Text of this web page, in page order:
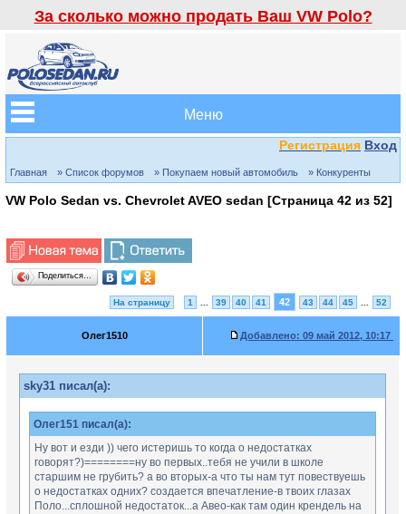
За сколько можно продать Ваш VW Polo?
Меню
Регистрация Вход
Главная » Список форумов » Покупаем новый автомобиль » Конкуренты
VW Polo Sedan vs. Chevrolet AVEO sedan [Страница 42 из 52]
Поделиться…
На страницу 1 39 40 41 42 43 44 45 52
Олег1510 Добавлено: 09 май 2012, 10:17
sky31 писал(а):
Олег151 писал(а):
Ну вот и езди )) чего истеришь то когда о недостатках
говорят?)========ну во первых..тебя не учили в школе
старшим не грубить? а во вторых-а что ты нам тут повествуешь
о недостатках одних? создается впечатление-в твоих глазах
Поло...сплошной недостаток...а Авео-как там один крендель на